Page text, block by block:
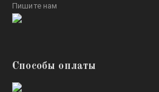
Пишите нам
Способы оплаты